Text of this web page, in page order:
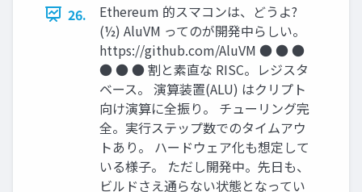
26.
Ethereum 的スマコンは、どうよ?
(½) AluVM ってのが開発中らしい。
https://github.com/AluVM ● ● ●
● ● ● 割と素直な RISC。レジスタ
ベース。 演算装置(ALU) はクリプト
向け演算に全振り。 チューリング完
全。実行ステップ数でのタイムアウ
トあり。 ハードウェア化も想定して
いる様子。 ただし開発中。先日も、
ビルドさえ通らない状態となってい